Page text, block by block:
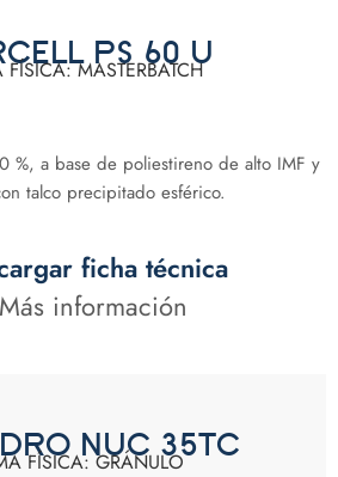
PS 60 U
MASTERBATCH
%, a base de poliestireno de alto IMF y
talco precipitado esférico.
ficha técnica
Más información
NUC 35TC
FÍSICA: GRÁNULO